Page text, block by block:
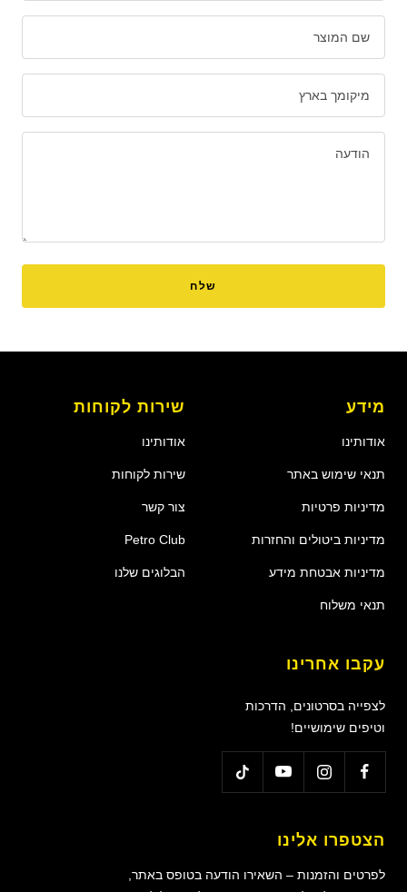
שם המוצר
מיקומך בארץ
הודעה
שלח
מידע
אודותינו
תנאי שימוש באתר
מדיניות פרטיות
מדיניות ביטולים והחזרות
מדיניות אבטחת מידע
תנאי משלוח
שירות לקוחות
אודותינו
שירות לקוחות
צור קשר
Petro Club
הבלוגים שלנו
עקבו אחרינו
לצפייה בסרטונים, הדרכות
וטיפים שימושיים!
הצטפרו אלינו
לפרטים והזמנות – השאירו הודעה בטופס באתר,